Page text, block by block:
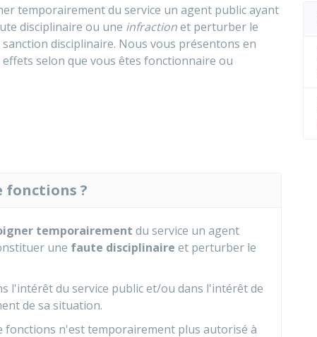
temporairement du service un agent public ayant
disciplinaire ou une infractionet perturber le
disciplinaire. Nous vous présentons en
selon que vous êtes fonctionnaire ou
fonctions ?
temporairement du service un agent
une faute disciplinaire et perturber le
l'intérêt du service public et/ou dans l'intérêt de
de sa situation.
n'est temporairement plus autorisé à